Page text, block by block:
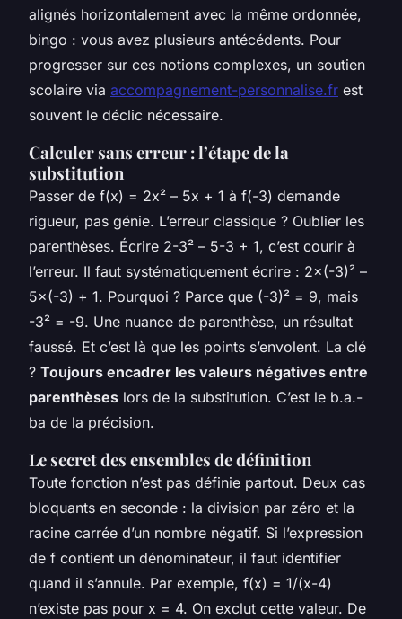
alignés horizontalement avec la même ordonnée,
bingo : vous avez plusieurs antécédents. Pour
progresser sur ces notions complexes, un soutien
scolaire via accompagnement-personnalise.fr est
souvent le déclic nécessaire.
Calculer sans erreur : l’étape de la
substitution
Passer de f(x) = 2x² – 5x + 1 à f(-3) demande
rigueur, pas génie. L’erreur classique ? Oublier les
parenthèses. Écrire 2-3² – 5-3 + 1, c’est courir à
l’erreur. Il faut systématiquement écrire : 2×(-3)² –
5×(-3) + 1. Pourquoi ? Parce que (-3)² = 9, mais
-3² = -9. Une nuance de parenthèse, un résultat
faussé. Et c’est là que les points s’envolent. La clé
? Toujours encadrer les valeurs négatives entre
parenthèses lors de la substitution. C’est le b.a.-
ba de la précision.
Le secret des ensembles de définition
Toute fonction n’est pas définie partout. Deux cas
bloquants en seconde : la division par zéro et la
racine carrée d’un nombre négatif. Si l’expression
de f contient un dénominateur, il faut identifier
quand il s’annule. Par exemple, f(x) = 1/(x-4)
n’existe pas pour x = 4. On exclut cette valeur. De